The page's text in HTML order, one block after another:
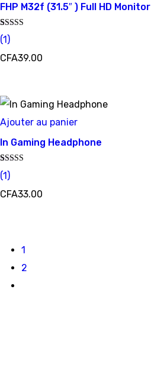
FHP M32f (31.5″ ) Full HD Monitor
Noté
4.00
sur
1
(1 )
CFA39.00
Ajouter au panier
In Gaming Headphone
Noté
5.00
sur
1
notation
(1)
CFA33.00
1
2